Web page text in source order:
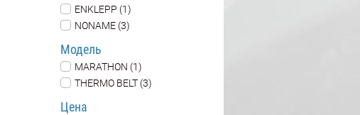
ENKLEPP (1)
NONAME (3)
Модель
MARATHON (1)
THERMO BELT (3)
Цена